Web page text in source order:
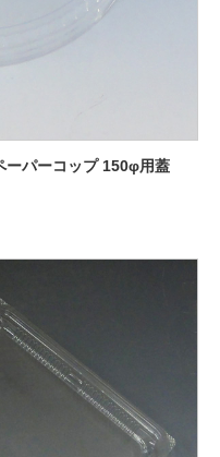
ーパーコップ 150φ用蓋